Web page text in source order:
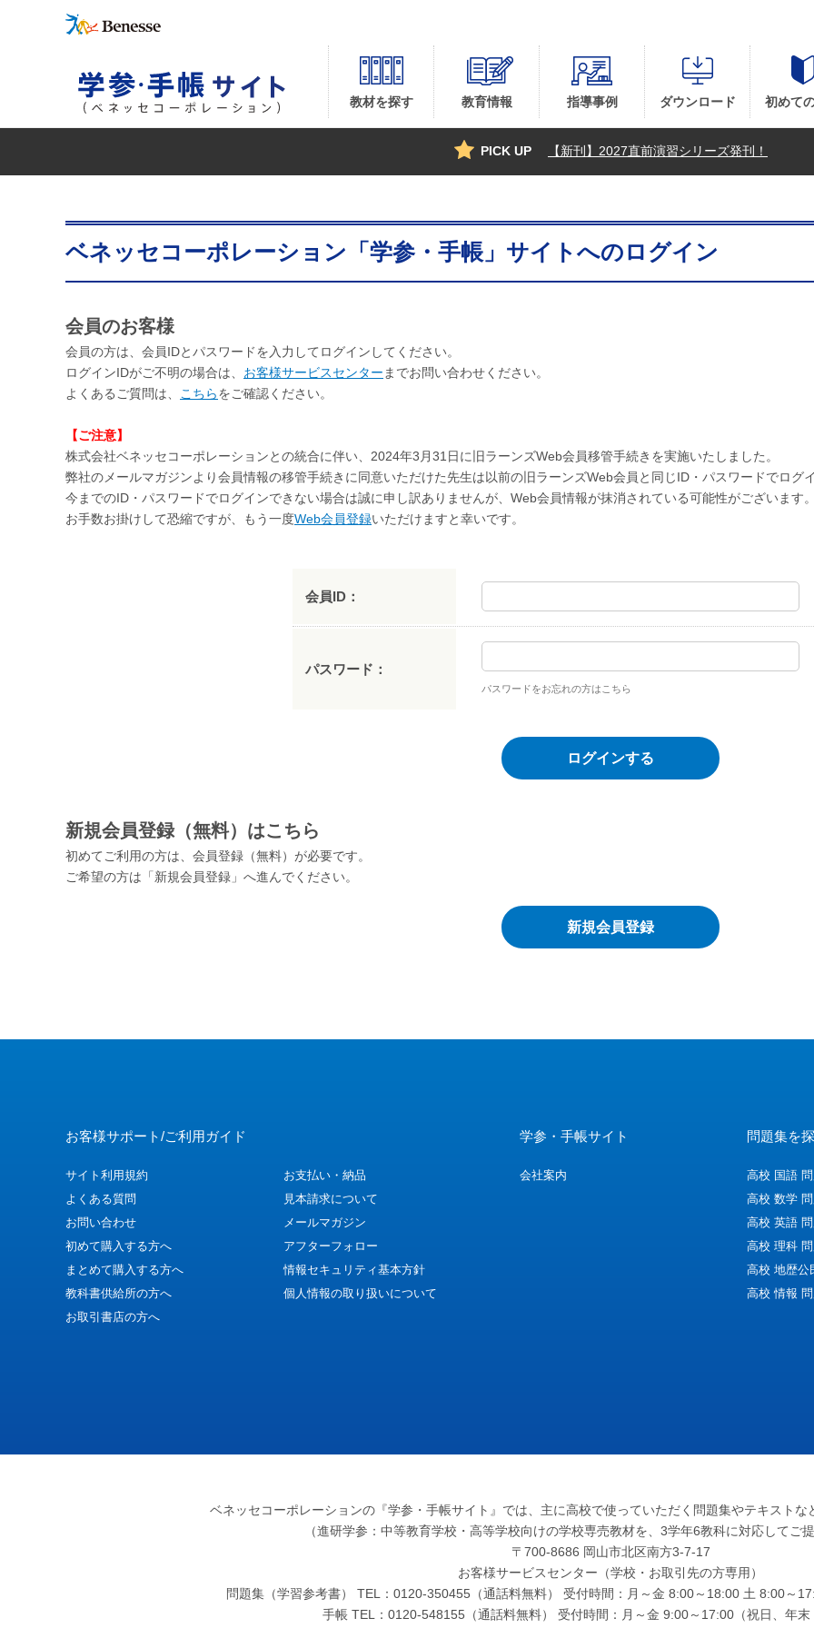
教材を探す 教育情報 指導事例 ダウンロード 初めて
PICK UP 【新刊】2027直前演習シリーズ発刊！
ベネッセコーポレーション「学参・手帳」サイトへのログイン
会員のお客様
会員の方は、会員IDとパスワードを入力してログインしてください。
ログインIDがご不明の場合は、 お客様サービスセンター までお問い合わせください。
よくあるご質問は、
こちらをご確認ください。
【ご注意】
株式会社ベネッセコーポレーションとの統合に伴い、2024年3月31日に旧ラーンズWeb会員移管手続きを実施いたしました。
弊社のメールマガジンより会員情報の移管手続きに同意いただけた先生は以前の旧ラーンズWeb会員と同じID・パスワードでログ
今までのID・パスワードでログインできない場合は誠に申し訳ありませんが、Web会員情報が抹消されている可能性がございます。
お手数お掛けして恐縮ですが、もう一度Web会員登録いただけますと幸いです。
会員ID：
パスワード：
パスワードをお忘れの方はこちら
新規会員登録（無料）はこちら
初めてご利用の方は、会員登録（無料）が必要です。
ご希望の方は「新規会員登録」へ進んでください。
お客様サポート/ご利用ガイド
サイト利用規約
よくある質問
お問い合わせ
初めて購入する方へ
まとめて購入する方へ
教科書供給所の方へ
お取引書店の方へ
お支払い・納品
見本請求について
メールマガジン
アフターフォロー
情報セキュリティ基本方針
個人情報の取り扱いについて
学参・手帳サイト
会社案内
問題集を
高校 国語
高校 数学
高校 英語
高校 理科
高校 地歴公
高校 情報
ベネッセコーポレーションの『学参・手帳サイト』 では、主に高校で使っていただく問題集やテキストな
（進研学参：中等教育学校・高等学校向けの学校専売教材を、3学年6教科に対応してご
〒700-8686 岡山市北区南方3-7-17
お客様サービスセンター（学校・お取引先の方専用）
問題集（学習参考書） TEL：0120-350455（通話料無料） 受付時間：月～金 8:00～18:00 土 8:00～
手帳 TEL：0120-548155（通話料無料） 受付時間：月～金 9:00～17:00（祝日、年末